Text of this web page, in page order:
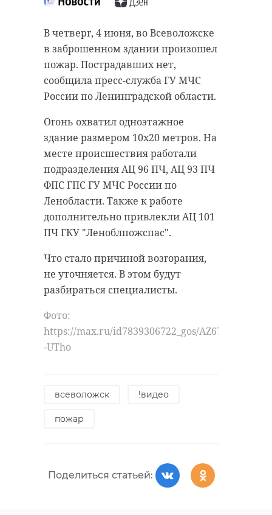
В четверг, 4 июня, во Всеволожске
в заброшенном здании произошел
пожар. Пострадавших нет,
сообщила пресс-служба ГУ МЧС
России по Ленинградской области.
Огонь охватил одноэтажное
здание размером 10х20 метров. На
месте происшествия работали
подразделения АЦ 96 ПЧ, АЦ 93 ПЧ
ФПС ГПС ГУ МЧС России по
Ленобласти. Также к работе
дополнительно привлекли АЦ 101
ПЧ ГКУ "Леноблпожспас".
Что стало причиной возгорания,
не уточняется. В этом будут
разбираться специалисты.
Фото:
https://max.ru/id7839306722_gos/AZ6TW-
-UTho
всеволожск !видео
пожар
Поделиться статьей: